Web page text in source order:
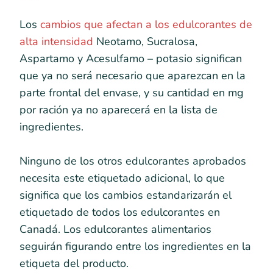
Los cambios que afectan a los edulcorantes de
alta intensidad Neotamo, Sucralosa,
Aspartamo y Acesulfamo – potasio significan
que ya no será necesario que aparezcan en la
parte frontal del envase, y su cantidad en mg
por ración ya no aparecerá en la lista de
ingredientes.
Ninguno de los otros edulcorantes aprobados
necesita este etiquetado adicional, lo que
significa que los cambios estandarizarán el
etiquetado de todos los edulcorantes en
Canadá. Los edulcorantes alimentarios
seguirán figurando entre los ingredientes en la
etiqueta del producto.